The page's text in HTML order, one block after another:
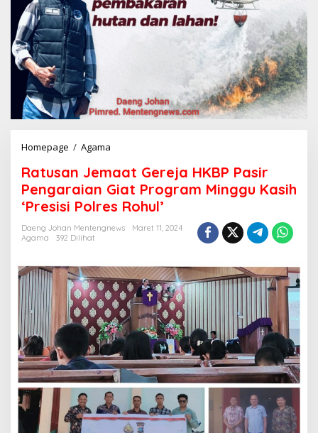
Homepage / Agama
t
u
s
a
n
a
a
t
G
e
r
e
j
a
H
K
B
Ratusan Jemaat Gereja HKBP Pasir
Pengaraian Giat Program Minggu Kasih
‘Presisi Polres Rohul’
Daeng Johan Mentengnews
Maret 11, 2024
Agama
392 Dilihat